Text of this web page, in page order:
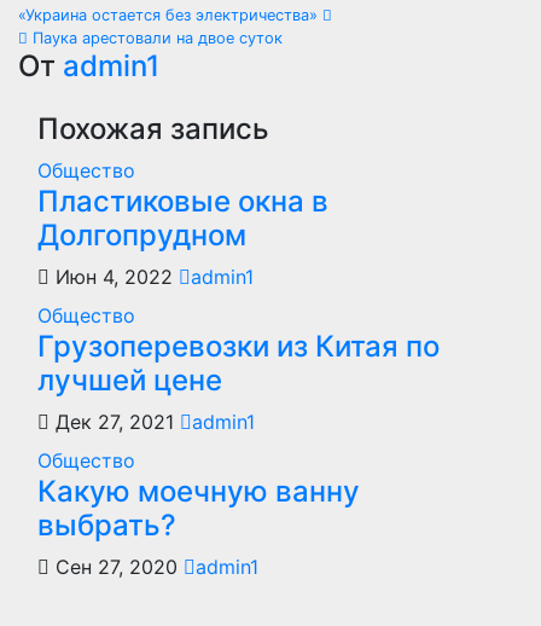
Навигация
по
записям
«Украина остается без электричества»
Паука арестовали на двое суток
От admin1
Похожая запись
Общество
Пластиковые окна в
Долгопрудном
Июн 4, 2022
admin1
Общество
Грузоперевозки из Китая по
лучшей цене
Дек 27, 2021
admin1
Общество
Какую моечную ванну
выбрать?
Сен 27, 2020 admin1